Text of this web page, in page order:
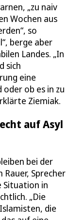
„zu naiv
Wochen aus
so
berge aber
Landes. „In
sich
eine
ob es in zu
Ziemiak.
auf Asyl
bei der
Sprecher
Situation in
„Die
die